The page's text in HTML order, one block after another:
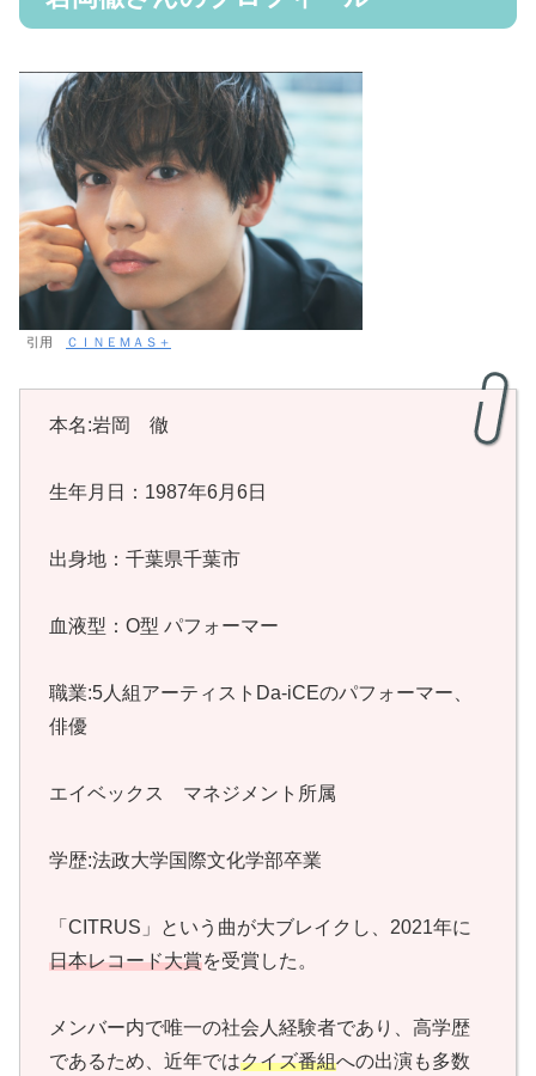
引用 ＣＩＮＥＭＡＳ＋
本名:岩岡 徹
生年月日：1987年6月6日
出身地：千葉県千葉市
血液型：O型 パフォーマー
職業:5人組アーティストDa-iCEのパフォーマー、
俳優
エイベックス マネジメント所属
学歴:法政大学国際文化学部卒業
「CITRUS」という曲が大ブレイクし、2021年に
日本レコード大賞を受賞した。
メンバー内で唯一の社会人経験者であり、高学歴
であるため、近年ではクイズ番組への出演も多数